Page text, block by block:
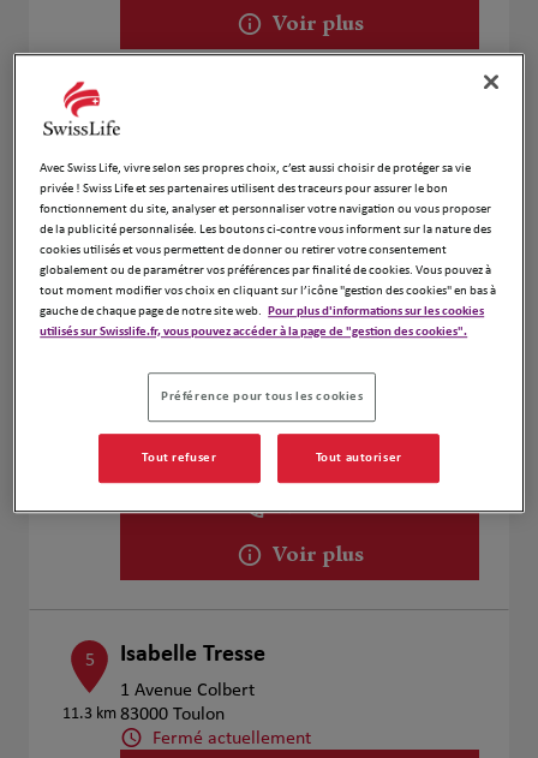
Voir plus
3
5.88 km
424 Rue de Lisbonne
83500 la Seyne sur Mer
Fermé actuellement
Numéro
Voir plus
Sebastien Bireche
5 Boulevard Jean Jaurès
83500 la Seyne sur Mer
Numéro
Voir plus
5
11.3 km
Isabelle Tresse
1 Avenue Colbert
83000 Toulon
Fermé actuellement
Avec Swiss Life, vivre selon ses propres choix, c’est aussi choisir de protéger sa vie
privée ! Swiss Life et ses partenaires utilisent des traceurs pour assurer le bon
fonctionnement du site, analyser et personnaliser votre navigation ou vous proposer
de la publicité personnalisée. Les boutons ci-contre vous informent sur la nature des
cookies utilisés et vous permettent de donner ou retirer votre consentement
globalement ou de paramétrer vos préférences par finalité de cookies. Vous pouvez à
tout moment modifier vos choix en cliquant sur l’icône "gestion des cookies" en bas à
gauche de chaque page de notre site web. Pour plus d'informations sur les cookies
utilisés sur Swisslife.fr, vous pouvez accéder à la page de "gestion des cookies".
Préférence pour tous les cookies
Tout refuser Tout autoriser